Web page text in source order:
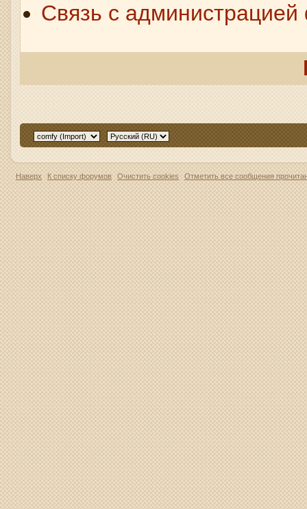
Связь с
Наверх К списку форумов Очистить cookies Отметить все сообщения